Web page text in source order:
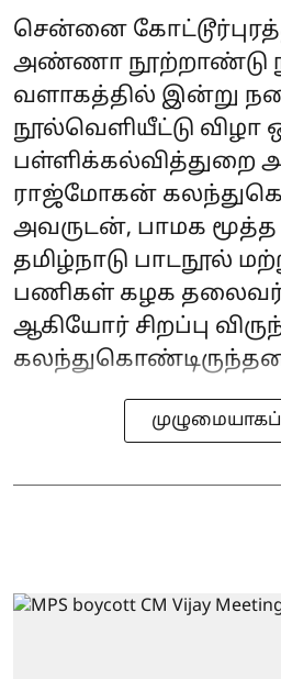
சென்னை
அண்ணா நூற்றாண்டு
வளாகத்தில் இன்று
நூல்வெளியீட்டு விழா
பள்ளிக்கல்வித்துறை
ராஜ்மோகன்
அவருடன், பாமக மூத்த
தமிழ்நாடு பாடநூல்
பணிகள் கழக
ஆகியோர் சிறப்பு
முழுமையாகப்